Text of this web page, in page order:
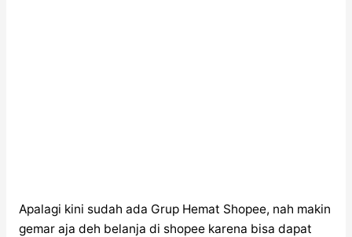
Apalagi kini sudah ada Grup Hemat Shopee, nah makin
gemar aja deh belanja di shopee karena bisa dapat